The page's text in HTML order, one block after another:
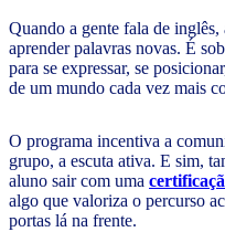
Quando a gente fala de inglês,
aprender palavras novas. É
para se expressar, se
de um mundo cada vez mais
O programa incentiva a
grupo, a escuta ativa. E sim,
aluno sair com uma
algo que valoriza o percurso
portas lá na frente.